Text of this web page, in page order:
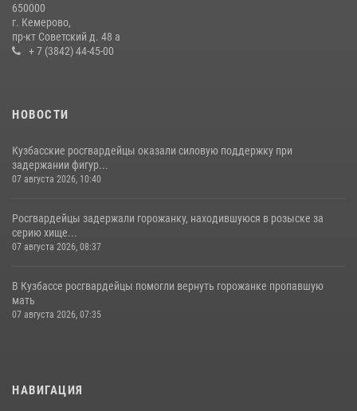
с покупками
20 июля 2026, 08:52
650000
г. Кемерово,
пр-кт Советский д. 48 а
+ 7 (3842) 44-45-00
НОВОСТИ
Кузбасские росгвардейцы оказали силовую поддержку при
задержании фигур...
07 августа 2026, 10:40
Росгвардейцы задержали горожанку, находившуюся в розыске за
серию хище...
07 августа 2026, 08:37
В Кузбассе росгвардейцы помогли вернуть горожанке пропавшую
мать
07 августа 2026, 07:35
НАВИГАЦИЯ